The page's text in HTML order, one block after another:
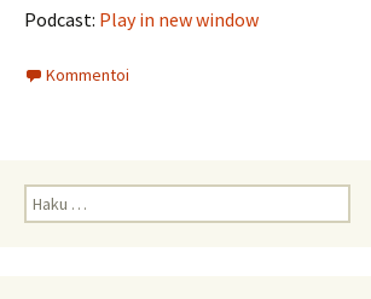
Podcast: Play in new window
Kommentoi
Haku: